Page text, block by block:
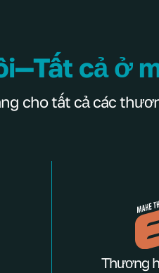
cả ở
cho tất cả các
Thương